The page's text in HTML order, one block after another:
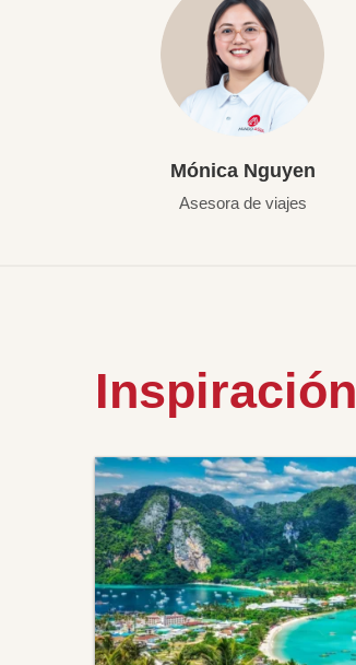
Mónica Nguyen
Asesora de viajes
Inspiración